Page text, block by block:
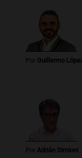
Una
Episodios
Audio.
la
Audio.
públicas
Panorama
Episodios
Por Guillermo
Por Adrián Simioni